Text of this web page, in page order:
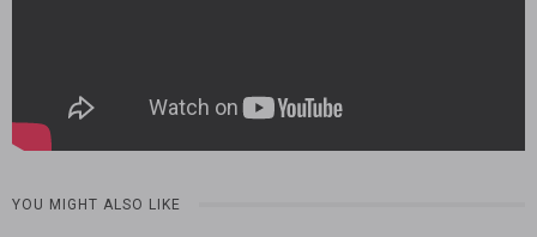
YOU MIGHT ALSO LIKE